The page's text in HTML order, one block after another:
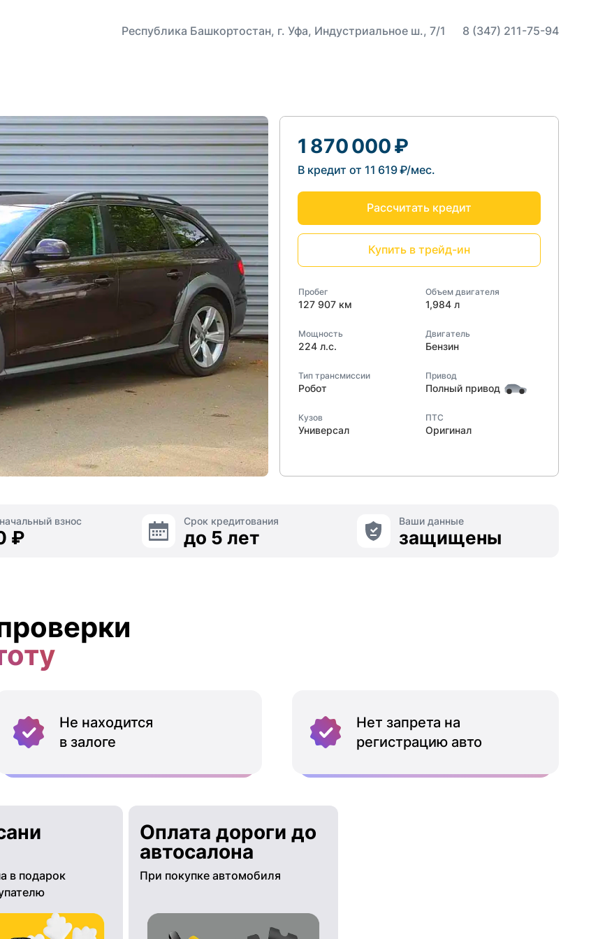
Республика Башкортостан, г. Уфа, Индустриальное ш., 7/1 8 (347) 211-75-94
1 870 000 ₽
В кредит от 11 619 ₽/мес.
Рассчитать кредит
Купить в трейд-ин
Пробег
127 907 км
Объем двигателя
1,984 л
Мощность
224 л.с.
Двигатель
Бензин
Тип трансмиссии
Робот
Привод
Полный привод
Кузов
Универсал
ПТС
Оригинал
взнос
₽
Срок кредитования
до 5 лет
Ваши данные
защищены
Не находится
в залоге
Нет запрета на
регистрацию авто
в подарок
Оплата дороги до
автосалона
При покупке автомобиля